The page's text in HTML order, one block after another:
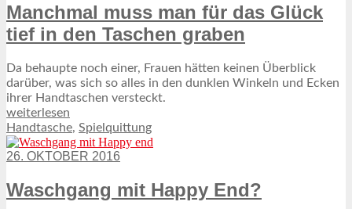
Manchmal muss man für das Glück
tief in den Taschen graben
Da behaupte noch einer, Frauen hätten keinen Überblick
darüber, was sich so alles in den dunklen Winkeln und Ecken
ihrer Handtaschen versteckt.
weiterlesen
Handtasche, Spielquittung
26. OKTOBER 2016
Waschgang mit Happy End?